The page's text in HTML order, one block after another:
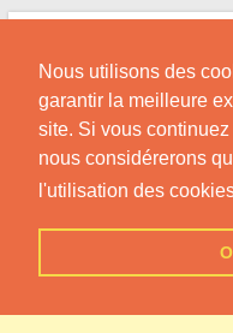
Nous utilisons des
garantir la meilleure
site. Si vous
nous considérerons
l'utilisation des
Skip
content
Informations sur les
Anglure-